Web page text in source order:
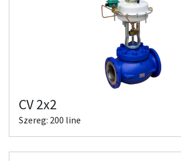
CV 2x2
Szereg: 200 line